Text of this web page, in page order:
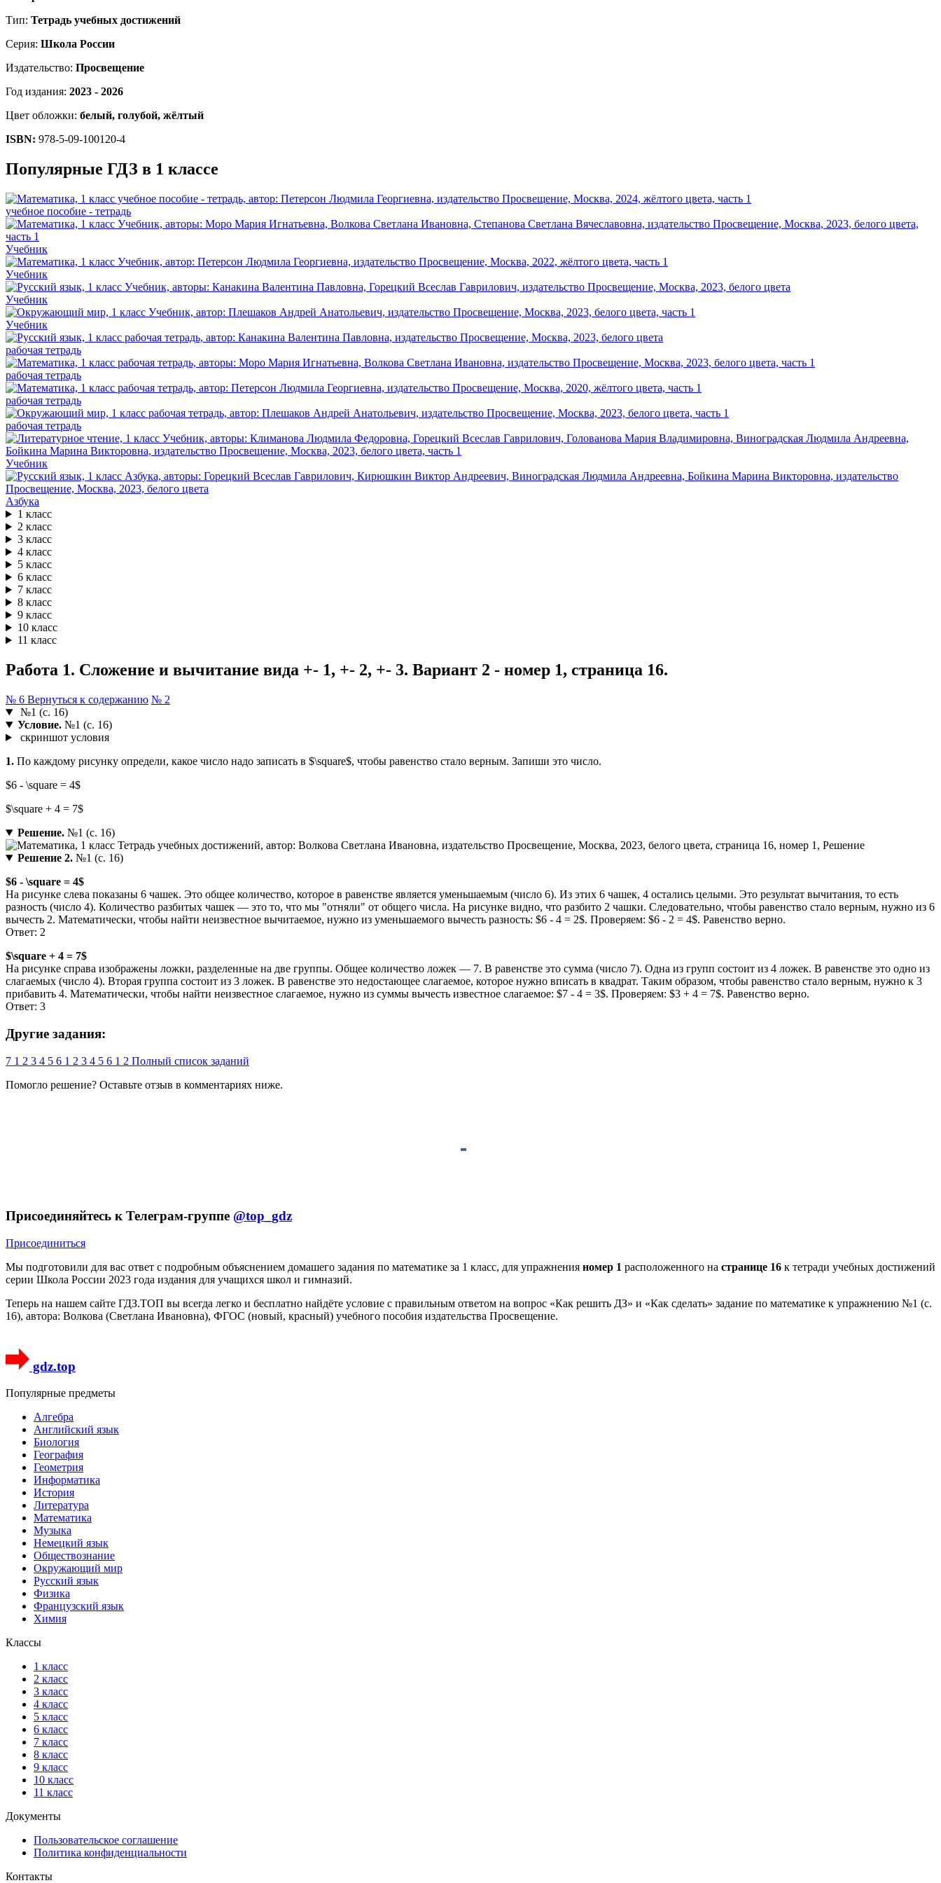
Тип: Тетрадь учебных достижений
Серия: Школа России
Издательство: Просвещение
Год издания: 2023 - 2026
Цвет обложки: белый, голубой, жёлтый
ISBN: 978-5-09-100120-4
Популярные ГДЗ в 1 классе
учебное пособие - тетрадь
Учебник
Учебник
Учебник
Учебник
рабочая тетрадь
рабочая тетрадь
рабочая тетрадь
рабочая тетрадь
Учебник
Азбука
1 класс
2 класс
3 класс
4 класс
5 класс
6 класс
7 класс
8 класс
9 класс
10 класс
11 класс
Работа 1. Сложение и вычитание вида +- 1, +- 2, +- 3. Вариант 2 - номер 1, страница 16.
№ 6 Вернуться к содержанию № 2
№1 (с. 16)
Условие.№1 (с. 16)
скриншот условия
1. По каждому рисунку определи, какое число надо записать в $\square$, чтобы равенство стало верным. Запиши это число.
$6 - \square = 4$
$\square + 4 = 7$
Решение.№1 (с. 16)
Решение 2.№1 (с. 16)
$6 - \square = 4$
На рисунке слева показаны 6 чашек. Это общее количество, которое в равенстве является уменьшаемым (число 6). Из этих 6 чашек, 4 остались целыми. Это результат вычитания, то есть
разность (число 4). Количество разбитых чашек — это то, что мы "отняли" от общего числа. На рисунке видно, что разбито 2 чашки. Следовательно, чтобы равенство стало верным, нужно из 6
вычесть 2. Математически, чтобы найти неизвестное вычитаемое, нужно из уменьшаемого вычесть разность: $6 - 4 = 2$. Проверяем: $6 - 2 = 4$. Равенство верно.
Ответ: 2
$\square + 4 = 7$
На рисунке справа изображены ложки, разделенные на две группы. Общее количество ложек — 7. В равенстве это сумма (число 7). Одна из групп состоит из 4 ложек. В равенстве это одно из
слагаемых (число 4). Вторая группа состоит из 3 ложек. В равенстве это недостающее слагаемое, которое нужно вписать в квадрат. Таким образом, чтобы равенство стало верным, нужно к 3
прибавить 4. Математически, чтобы найти неизвестное слагаемое, нужно из суммы вычесть известное слагаемое: $7 - 4 = 3$. Проверяем: $3 + 4 = 7$. Равенство верно.
Ответ: 3
Другие задания:
7 1 2 3 4 5 6 1 2 3 4 5 6 1 2 Полный список заданий
Помогло решение? Оставьте отзыв в комментариях ниже.
Присоединяйтесь к Телеграм-группе @top_gdz
Присоединиться
Мы подготовили для вас ответ c подробным объяснением домашего задания по математике за 1 класс, для упражнения номер 1 расположенного на странице 16 к тетради учебных достижений
серии Школа России 2023 года издания для учащихся школ и гимназий.
Теперь на нашем сайте ГДЗ.ТОП вы всегда легко и бесплатно найдёте условие с правильным ответом на вопрос «Как решить ДЗ» и «Как сделать» задание по математике к упражнению №1 (с.
16), автора: Волкова (Светлана Ивановна), ФГОС (новый, красный) учебного пособия издательства Просвещение.
gdz.top
Популярные предметы
Алгебра
Английский язык
Биология
География
Геометрия
Информатика
История
Литература
Математика
Музыка
Немецкий язык
Обществознание
Окружающий мир
Русский язык
Физика
Французский язык
Химия
Классы
1 класс
2 класс
3 класс
4 класс
5 класс
6 класс
7 класс
8 класс
9 класс
10 класс
11 класс
Документы
Пользовательское соглашение
Политика конфиденциальности
Контакты